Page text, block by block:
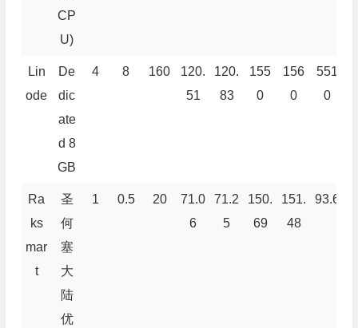
CP
U)
Lin
ode
De
dic
ate
d 8
GB
4 8 160
120.
51
120.
83
155
0
156
0
551
0
Ra
ks
mar
t
圣
何
塞
大
陆
优
1 0.5 20
71.0
6
71.2
5
150.
69
151.
48
93.6